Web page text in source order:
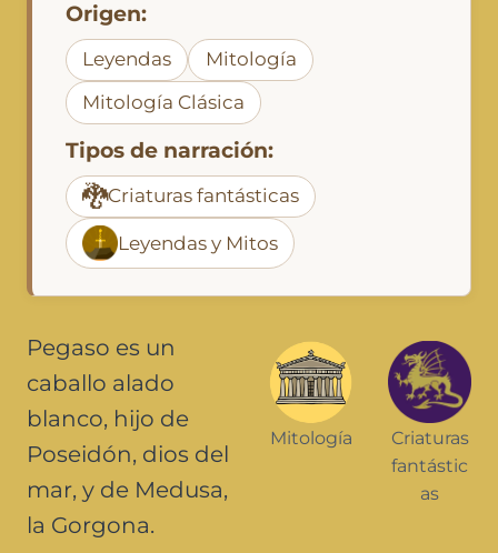
Origen:
Leyendas
Mitología
Mitología Clásica
Tipos de narración:
🐉Criaturas fantásticas
Leyendas y Mitos
Criaturas
fantástic
as
Mitología
Pegaso es un
caballo alado
blanco, hijo de
Poseidón, dios del
mar, y de Medusa,
la Gorgona.